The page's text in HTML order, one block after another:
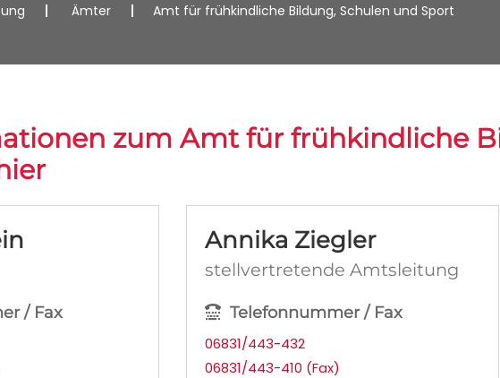
Ämter Amt für frühkindliche Bildung, Schulen und Sport
zum Amt für frühkindliche
/ Fax
Annika Ziegler
stellvertretende Amtsleitung
Telefonnummer / Fax
06831/443-432
06831/443-410 (Fax)